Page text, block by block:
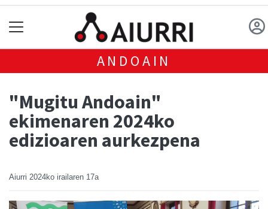
ANDOAIN
"Mugitu Andoain"
ekimenaren 2024ko
edizioaren aurkezpena
Aiurri 2024ko irailaren 17a